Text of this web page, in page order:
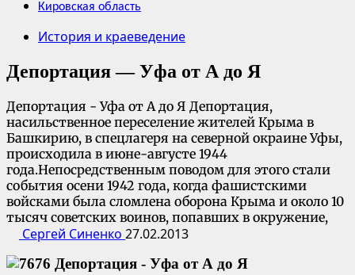
Кировская область
История и краеведение
Депортация — Уфа от А до Я
Депортация - Уфа от А до Я Депортация,
насильственное переселение жителей Крыма в
Башкирию, в спецлагеря на северной окраине Уфы,
происходила в июне-августе 1944
года.Непосредственным поводом для этого стали
события осени 1942 года, когда фашистскими
войсками была сломлена оборона Крыма и около 10
тысяч советских воинов, попавших в окружение,
Сергей Синенко 27.02.2013